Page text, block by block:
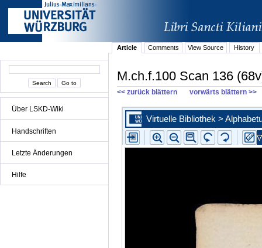
Über LSKD-Wiki
Handschriften
Letzte Änderungen
Hilfe
Article Comments View Source History
M.ch.f.100 Scan 136
<< zurück blättern vorwärts blättern >>